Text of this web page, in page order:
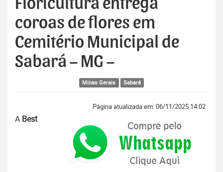
Floricultura entrega
coroas de flores em
Cemitério Municipal de
Sabará – MG –
Minas Gerais Sabará
Página atualizada em: 06/11/2025 14:02
A Best